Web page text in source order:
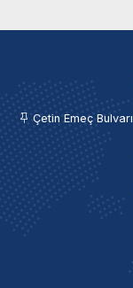
Çetin Emeç